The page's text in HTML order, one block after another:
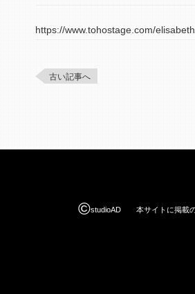
https://www.tohostage.com/
古い記事へ
©studioAD 本サイトに掲載の